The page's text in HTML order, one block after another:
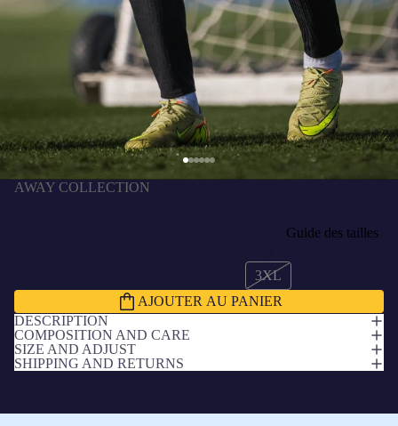
AWAY COLLECTION
Guide des tailles
3XL
AJOUTER AU PANIER
DESCRIPTION
COMPOSITION AND CARE
SIZE AND ADJUST
SHIPPING AND RETURNS